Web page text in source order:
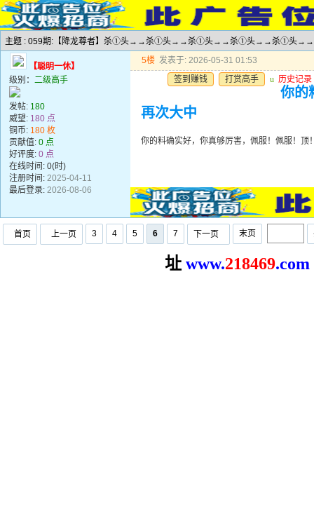
主题 : 059期:【降龙尊者】杀①头→→杀①头→→杀①头→→杀①头→→杀①头→→
【聪明一休】
级别： 二级高手
发帖: 180
威望: 180 点
铜币: 180 枚
贡献值: 0 点
好评度: 0 点
在线时间: 0(时)
注册时间: 2025-04-11
最后登录: 2026-08-06
5楼 发表于: 2026-05-31 01:53
签到赚钱
打赏高手 u 历史记录
你的
再次大中
你的料确实好，你真够厉害，佩服！佩服！顶
首页 上一页 3 4 5 6 7 下一页 末页
址 www.218469.com